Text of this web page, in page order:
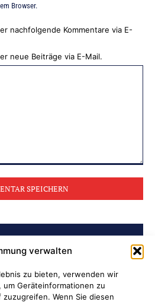
verwalten
zu bieten, verwenden wir
Geräteinformationen zu
Wenn Sie diesen
Browser.
nachfolgende Kommentare via E-
neue Beiträge via E-Mail.